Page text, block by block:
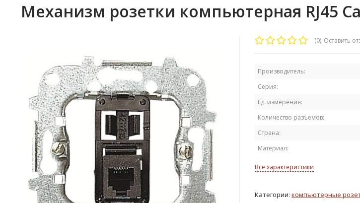
Механизм розетки компьютерная RJ45
(0) Оставить
Производитель:
Серия:
Ед. измерения:
Количество разъемов:
Страна:
Материал:
Все характеристики
Категории: компьютерные